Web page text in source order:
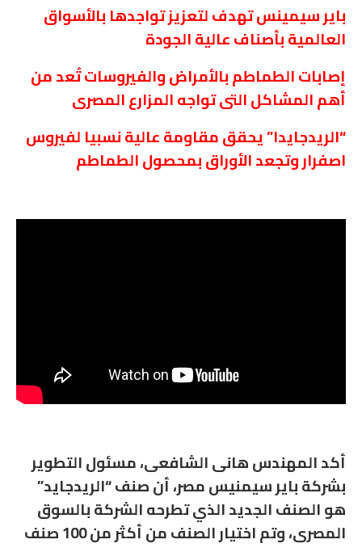
باير سيمينس تهدف لتعزيز تواجدها بالأسواق
العالمية بأصناف عالية الجودة
إصابات الطماطم بالأمراض والفيروسات تُعد من
أهم المشاكل التى تواجه المزارع المصرى
“الريدجايدا” يحقق مقاومة عالية نسبيا لفيروس
اصفرار وتجعد الأوراق بمحصول الطماطم
أكد المهندس هانى الشافعى، مسئول التطوير
بشركة باير سيمنيس مصر، أن صنف “الريدجايد”
هو الصنف الجديد الذي تطرحه الشركة بالسوق
المصرى، وتم اختيار الصنف من أكثر من 100 صنف